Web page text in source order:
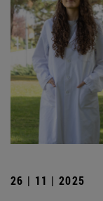
26 | 11 | 2025